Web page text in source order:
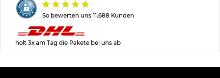
So bewerten uns 11.688 Kunden
holt 3x am Tag die Pakete bei uns ab